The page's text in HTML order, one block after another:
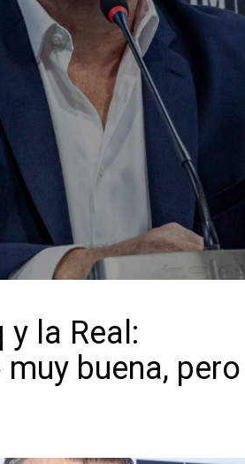
la Real:
buena, pero